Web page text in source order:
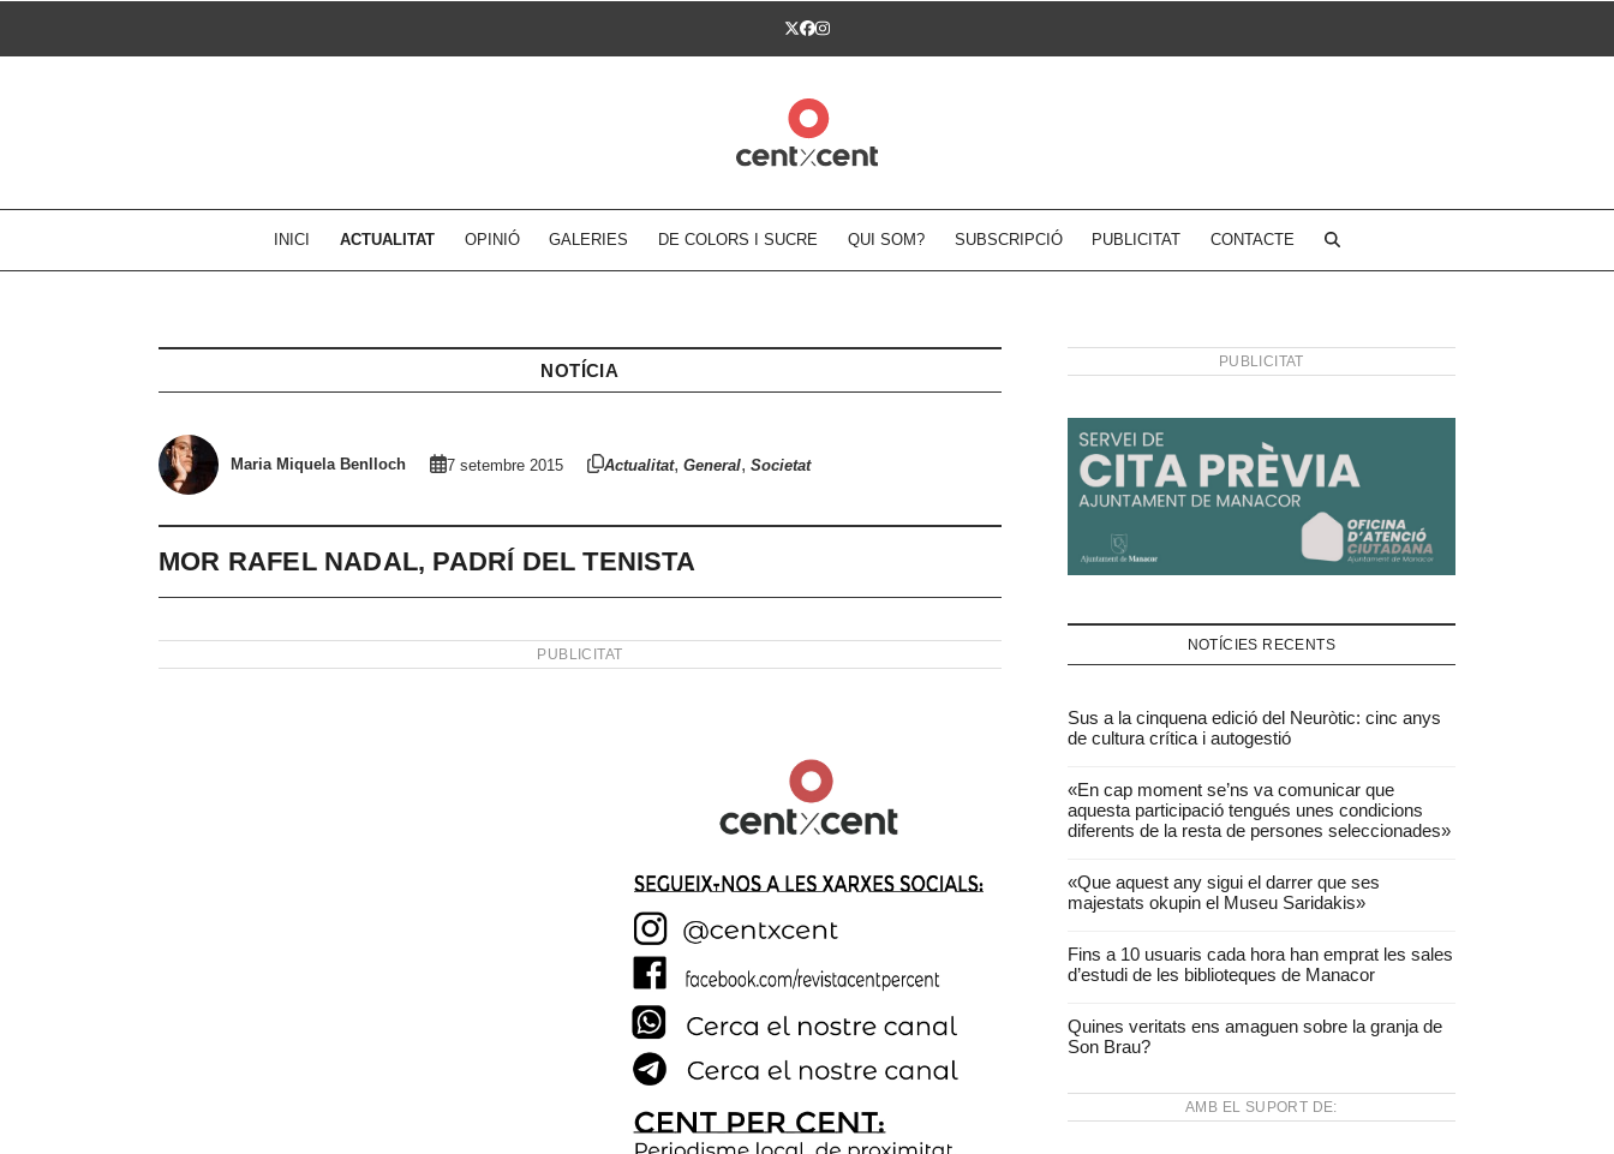
Twitter
Facebook
Instagram
INICI ACTUALITAT OPINIÓ GALERIES DE COLORS I SUCRE QUI SOM? SUBSCRIPCIÓ PUBLICITAT CONTACTE
NOTÍCIA
Maria Miquela Benlloch 7 setembre 2015 Actualitat, General, Societat
MOR RAFEL NADAL, PADRÍ DEL TENISTA
PUBLICITAT
PUBLICITAT
NOTÍCIES RECENTS
Sus a la cinquena edició del Neuròtic: cinc anys
de cultura crítica i autogestió
«En cap moment se’ns va comunicar que
aquesta participació tengués unes condicions
diferents de la resta de persones seleccionades»
«Que aquest any sigui el darrer que ses
majestats okupin el Museu Saridakis»
Fins a 10 usuaris cada hora han emprat les sales
d’estudi de les biblioteques de Manacor
Quines veritats ens amaguen sobre la granja de
Son Brau?
AMB EL SUPORT DE: